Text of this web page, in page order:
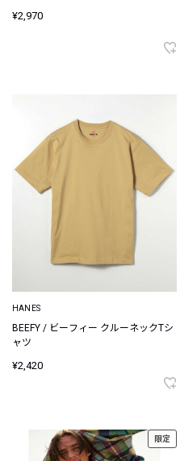
¥2,970
HANES
BEEFY / ビーフィー クルーネックTシ
ャツ
¥2,420
限定